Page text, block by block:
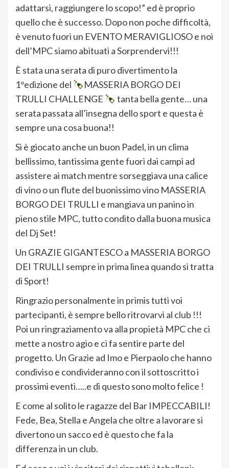
adattarsi, raggiungere lo scopo!” ed è proprio
quello che è successo. Dopo non poche difficoltà,
è venuto fuori un EVENTO MERAVIGLIOSO e noi
dell’MPC siamo abituati a Sorprendervi!!!
È stata una serata di puro divertimento la
1°edizione del
MASSERIA BORGO DEI
TRULLI CHALLENGE
tanta bella gente… una
serata passata all’insegna dello sport e questa è
sempre una cosa buona!!
Si è giocato anche un buon Padel, in un clima
bellissimo, tantissima gente fuori dai campi ad
assistere ai match mentre sorseggiava una calice
di vino o un flute del buonissimo vino MASSERIA
BORGO DEI TRULLI e mangiava un panino in
pieno stile MPC, tutto condito dalla buona musica
del Dj Set!
Un GRAZIE GIGANTESCO a MASSERIA BORGO
DEI TRULLI sempre in prima linea quando si tratta
di Sport!
Ringrazio personalmente in primis tutti voi
partecipanti, è sempre bello ritrovarvi al club !!!
Poi un ringraziamento va alla propietà MPC che ci
mette a nostro agio e ci fa sentire parte del
progetto. Un Grazie ad Imo e Pierpaolo che hanno
condiviso e condivideranno con il sottoscritto i
prossimi eventi…..e di questo sono molto felice !
E come al solito le ragazze del Bar IMPECCABILI!
Fede, Bea, Stella e Angela che oltre a lavorare si
divertono un sacco ed è questo che fa la
differenza in un club.